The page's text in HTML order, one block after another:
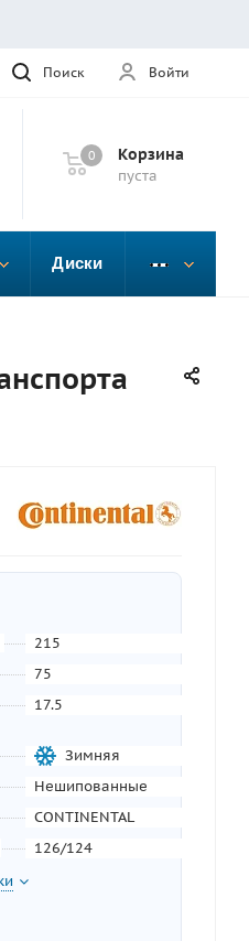
Войти
Поиск
Корзина
пуста
0
Диски
215
75
17.5
Зимняя
Нешипованные
CONTINENTAL
126/124